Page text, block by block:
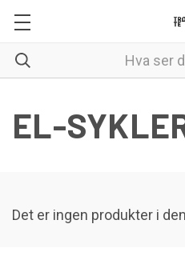
EL-
Det er ingen produkter i